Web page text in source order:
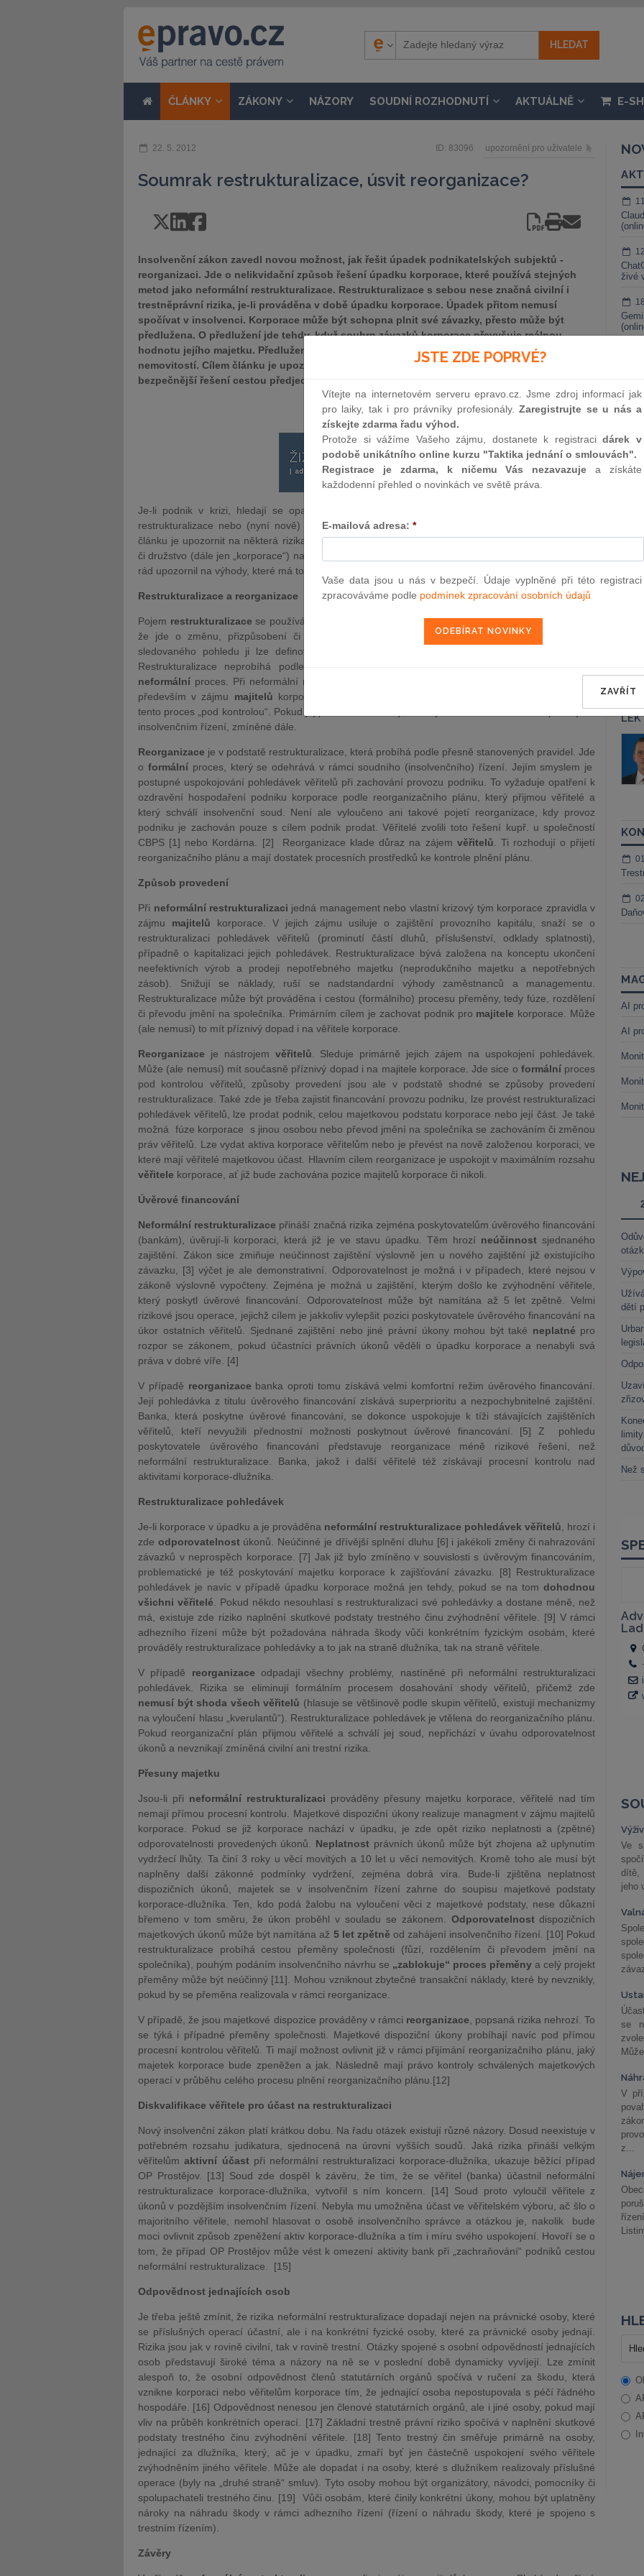
ČLÁNKY ZÁKONY NÁZORY SOUDNÍ ROZHODNUTÍ AKTUÁLNĚ E-
22. 5. 2012 ID: 83096 upozornění pro uživatele
Soumrak restrukturalizace, úsvit reorganizace?
Insolvenční zákon zavedl novou možnost, jak řešit úpadek podnikatelských subjektů -
reorganizaci. Jde o nelikvidační způsob řešení úpadku korporace, které používá stejných
metod jako neformální restrukturalizace. Restrukturalizace s sebou nese značná civilní i
trestněprávní rizika, je-li prováděna v době úpadku korporace. Úpadek přitom nemusí
spočívat v insolvenci. Korporace může být schopna plnit své závazky, přesto může být
předlužena. O předlužení jde tehdy, když souhrn závazků korporace převyšuje reálnou
hodnotu jejího majetku. Předlužení může vzniknout jen pouhým poklesem obecné ceny
nemovitostí. Cílem článku je upozornit na některá rizika neformální restrukturalizace i na
bezpečnější řešení cestou předjednané reorganizace.
Je-li podnik v krizi, hledají se opatření k jeho ozdravění. Děje se tak buď cestou neformální
restrukturalizace nebo (nyní nově) reorganizací v rámci insolvenčního procesu. Smyslem tohoto
článku je upozornit na některá rizika neformální restrukturalizace pokud se již obchodní společnost
či družstvo (dále jen „korporace“) nachází v úpadku. Přes panující předsudky vůči reorganizaci bych
rád upozornil na výhody, které má toto řešení oproti neformální restrukturalizaci.
Restrukturalizace a reorganizace
Pojem restrukturalizace se používá v řadě různých významů. Obecně lze vymezit tento pojem tak,
že jde o změnu, přizpůsobení či zlepšení struktury, organizace, systému anebo poměrů. Ze
sledovaného pohledu ji lze definovat jako souhrn opatření k ozdravění hospodaření podniku.
Restrukturalizace neprobíhá podle přesně daných pravidel (vyjma procesu přeměn). Jde o
neformální proces. Při neformální restrukturalizaci jsou opatření k ozdravění podniku realizována
především v zájmu majitelů korporace (akcionářů, společníků, členů). Věřitelé nemají zpravidla
tento proces „pod kontrolou“. Pokud jej pod kontrolou mají, hrozí jim riziko diskvalifikace v pozdějším
insolvenčním řízení, zmíněné dále.
Reorganizace je v podstatě restrukturalizace, která probíhá podle přesně stanovených pravidel. Jde
o formálníproces, který se odehrává v rámci soudního (insolvenčního) řízení. Jejím smyslem je
postupné uspokojování pohledávek věřitelů při zachování provozu podniku. To vyžaduje opatření k
ozdravění hospodaření podniku korporace podle reorganizačního plánu, který přijmou věřitelé a
který schválí insolvenční soud. Není ale vyloučeno ani takové pojetí reorganizace, kdy provoz
podniku je zachován pouze s cílem podnik prodat. Věřitelé zvolili toto řešení kupř. u společností
CBPS [1] nebo Kordárna. [2] Reorganizace klade důraz na zájem věřitelů . Ti rozhodují o přijetí
reorganizačního plánu a mají dostatek procesních prostředků ke kontrole plnění plánu.
Způsob provedení
Při neformální restrukturalizaci jedná management nebo vlastní krizový tým korporace zpravidla v
zájmu majitelů korporace. V jejich zájmu usiluje o zajištění provozního kapitálu, snaží se o
restrukturalizaci pohledávek věřitelů (prominutí částí dluhů, příslušenství, odklady splatnosti),
případně o kapitalizaci jejich pohledávek. Restrukturalizace bývá založena na konceptu ukončení
neefektivních výrob a prodeji nepotřebného majetku (neprodukčního majetku a nepotřebných
zásob). Snižují se náklady, ruší se nadstandardní výhody zaměstnanců a managementu.
Restrukturalizace může být prováděna i cestou (formálního) procesu přeměny, tedy fúze, rozdělení
či převodu jmění na společníka. Primárním cílem je zachovat podnik pro majitele korporace. Může
(ale nemusí) to mít příznivý dopad i na věřitele korporace.
Reorganizace je nástrojem věřitelů . Sleduje primárně jejich zájem na uspokojení pohledávek.
Může (ale nemusí) mít současně příznivý dopad i na majitele korporace. Jde sice oformální proces
pod kontrolou věřitelů, způsoby provedení jsou ale v podstatě shodné se způsoby provedení
restrukturalizace. Také zde je třeba zajistit financování provozu podniku, lze provést restrukturalizaci
pohledávek věřitelů, lze prodat podnik, celou majetkovou podstatu korporace nebo její část. Je také
možná fúze korporace s jinou osobou nebo převod jmění na společníka se zachováním či změnou
práv věřitelů. Lze vydat aktiva korporace věřitelům nebo je převést na nově založenou korporaci, ve
které mají věřitelé majetkovou účast. Hlavním cílem reorganizace je uspokojit v maximálním rozsahu
věřitele korporace, ať již bude zachována pozice majitelů korporace či nikoli.
Úvěrové financování
Neformální restrukturalizace přináší značná rizika zejména poskytovatelům úvěrového financování
(bankám), úvěrují-li korporaci, která již je ve stavu úpadku. Těm hrozí neúčinnost sjednaného
zajištění. Zákon sice zmiňuje neúčinnost zajištění výslovně jen u nového zajištění již existujícího
závazku, [3] výčet je ale demonstrativní. Odporovatelnost je možná i v případech, které nejsou v
zákoně výslovně vypočteny. Zejména je možná u zajištění, kterým došlo ke zvýhodnění věřitele,
který poskytl úvěrové financování. Odporovatelnost může být namítána až 5 let zpětně. Velmi
rizikové jsou operace, jejichž cílem je jakkoliv vylepšit pozici poskytovatele úvěrového financování na
úkor ostatních věřitelů. Sjednané zajištění nebo jiné právní úkony mohou být také neplatné pro
rozpor se zákonem, pokud účastníci právních úkonů věděli o úpadku korporace a nenabyli svá
práva v dobré víře. [4]
V případě reorganizace banka oproti tomu získává velmi komfortní režim úvěrového financování.
Její pohledávka z titulu úvěrového financování získává superprioritu a nezpochybnitelné zajištění.
Banka, která poskytne úvěrové financování, se dokonce uspokojuje k tíži stávajících zajištěních
věřitelů, kteří nevyužili přednostní možnosti poskytnout úvěrové financování. [5] Z pohledu
poskytovatele úvěrového financování představuje reorganizace méně rizikové řešení, než
neformální restrukturalizace. Banka, jakož i další věřitelé též získávají procesní kontrolu nad
aktivitami korporace-dlužníka.
Restrukturalizace pohledávek
Je-li korporace v úpadku a je prováděna neformální restrukturalizace pohledávek věřitelů , hrozí i
zde odporovatelnostúkonů. Neúčinné je dřívější splnění dluhu [6] i jakékoli změny či nahrazování
závazků v neprospěch korporace. [7] Jak již bylo zmíněno v souvislosti s úvěrovým financováním,
problematické je též poskytování majetku korporace k zajišťování závazku. [8] Restrukturalizace
pohledávek je navíc v případě úpadku korporace možná jen tehdy, pokud se na tomdohodnou
všichni věřitelé . Pokud někdo nesouhlasí s restrukturalizací své pohledávky a dostane méně, než
má, existuje zde riziko naplnění skutkové podstaty trestného činu zvýhodnění věřitele. [9] V rámci
adhezního řízení může být požadována náhrada škody vůči konkrétním fyzickým osobám, které
prováděly restrukturalizace pohledávky a to jak na straně dlužníka, tak na straně věřitele.
V případě reorganizace odpadají všechny problémy, nastíněné při neformální restrukturalizaci
pohledávek. Rizika se eliminují formálním procesem dosahování shody věřitelů, přičemž zde
nemusí být shoda všech věřitelů (hlasuje se většinově podle skupin věřitelů, existují mechanizmy
na vyloučení hlasu „kverulantů“). Restrukturalizace pohledávek je vtělena do reorganizačního plánu.
Pokud reorganizační plán přijmou věřitelé a schválí jej soud, nepřichází v úvahu odporovatelnost
úkonů a nevznikají zmíněná civilní ani trestní rizika.
Přesuny majetku
Jsou-li při neformální restrukturalizaci prováděny přesuny majetku korporace, věřitelé nad tím
nemají přímou procesní kontrolu. Majetkové dispoziční úkony realizuje managment v zájmu majitelů
korporace. Pokud se již korporace nachází v úpadku, je zde opět riziko neplatnosti a (zpětné)
odporovatelnosti provedených úkonů. Neplatnostprávních úkonů může být zhojena až uplynutím
vydržecí lhůty. Ta činí 3 roky u věcí movitých a 10 let u věcí nemovitých. Kromě toho ale musí být
naplněny další zákonné podmínky vydržení, zejména dobrá víra. Bude-li zjištěna neplatnost
dispozičních úkonů, majetek se v insolvenčním řízení zahrne do soupisu majetkové podstaty
korporace-dlužníka. Ten, kdo podá žalobu na vyloučení věci z majetkové podstaty, nese důkazní
břemeno v tom směru, že úkon proběhl v souladu se zákonem. Odporovatelnostdispozičních
majetkových úkonů může být namítána až 5 let zpětně od zahájení insolvenčního řízení. [10] Pokud
restrukturalizace probíhá cestou přeměny společnosti (fůzí, rozdělením či převodem jmění na
společníka), pouhým podáním insolvenčního návrhu se „zablokuje“ proces přeměny a celý projekt
přeměny může být neúčinný [11]. Mohou vzniknout zbytečné transakční náklady, které by nevznikly,
pokud by se přeměna realizovala v rámci reorganizace.
V případě, že jsou majetkové dispozice prováděny v rámci reorganizace , popsaná rizika nehrozí. To
se týká i případné přeměny společnosti. Majetkové dispoziční úkony probíhají navíc pod přímou
procesní kontrolou věřitelů. Ti mají možnost ovlivnit již v rámci přijímání reorganizačního plánu, jaký
majetek korporace bude zpeněžen a jak. Následně mají právo kontroly schválených majetkových
operací v průběhu celého procesu plnění reorganizačního plánu.[12]
Diskvalifikace věřitele pro účast na restrukturalizaci
Nový insolvenční zákon platí krátkou dobu. Na řadu otázek existují různé názory. Dosud neexistuje v
potřebném rozsahu judikatura, sjednocená na úrovni vyšších soudů. Jaká rizika přináší velkým
věřitelůmaktivní účastpři neformální restrukturalizaci korporace-dlužníka, ukazuje běžící případ
OP Prostějov. [13] Soud zde dospěl k závěru, že tím, že se věřitel (banka) účastnil neformální
restrukturalizace korporace-dlužníka, vytvořil s ním koncern. [14] Soud proto vyloučil věřitele z
úkonů v pozdějším insolvenčním řízení. Nebyla mu umožněna účast ve věřitelském výboru, ač šlo o
majoritního věřitele, nemohl hlasovat o osobě insolvenčního správce a otázkou je, nakolik bude
moci ovlivnit způsob zpeněžení aktiv korporace-dlužníka a tím i míru svého uspokojení. Hovoří se o
tom, že případ OP Prostějov může vést k omezení aktivity bank při „zachraňování“ podniků cestou
neformální restrukturalizace. [15]
Odpovědnost jednajících osob
Je třeba ještě zmínit, že rizika neformální restrukturalizace dopadají nejen na právnické osoby, které
se příslušných operací účastní, ale i na konkrétní fyzické osoby, které za právnické osoby jednají.
Rizika jsou jak v rovině civilní, tak v rovině trestní. Otázky spojené s osobní odpovědností jednajících
osob představují široké téma a názory na ně se v poslední době dynamicky vyvíjejí. Lze zmínit
alespoň to, že osobní odpovědnost členů statutárních orgánů spočívá v ručení za škodu, která
vznikne korporaci nebo věřitelům korporace tím, že jednající osoba nepostupovala s péčí řádného
hospodáře. [16] Odpovědnost nenesou jen členové statutárních orgánů, ale i jiné osoby, pokud mají
vliv na průběh konkrétních operací. [17] Základní trestně právní riziko spočívá v naplnění skutkové
podstaty trestného činu zvýhodnění věřitele. [18] Tento trestný čin směřuje primárně na osoby,
jednající za dlužníka, který, ač je v úpadku, zmaří byť jen částečně uspokojení svého věřitele
zvýhodněním jiného věřitele. Může ale dopadat i na osoby, které s dlužníkem realizovaly příslušné
operace (byly na „druhé straně“ smluv). Tyto osoby mohou být organizátory, návodci, pomocníky či
spolupachateli trestného činu. [19] Vůči osobám, které činily konkrétní úkony, mohou být uplatněny
nároky na náhradu škody v rámci adhezního řízení (řízení o náhradu škody, které je spojeno s
trestním řízením).
Závěry
živé
Kurzy lektora
MCIArb
Kurzy lektora
AI
AI
dětí
Než
Ve
dítě,
jeho
se
V
z...
JSTE ZDE POPRVÉ?
Vítejte na internetovém serveru epravo.cz. Jsme zdroj informací jak
pro laiky, tak i pro právníky profesionály.Zaregistrujte se u nás a
získejte zdarma řadu výhod.
Protože si vážíme Vašeho zájmu, dostanete k registracidárek v
podobě unikátního online kurzu "Taktika jednání o smlouvách".
Registrace je zdarma, k ničemu Vás nezavazuje a získáte
každodenní přehled o novinkách ve světě práva.
E-mailová adresa: *
Vaše data jsou u nás v bezpečí. Údaje vyplněné při této registraci
zpracováváme podle podmínek zpracování osobních údajů
ZAVŘÍT